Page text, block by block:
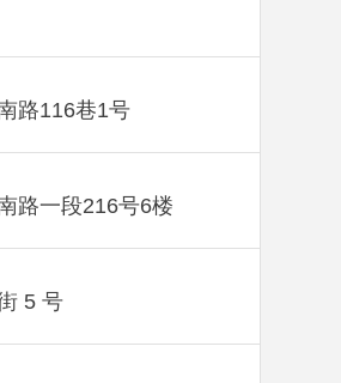
路116巷1号
路一段216号6楼
5 号